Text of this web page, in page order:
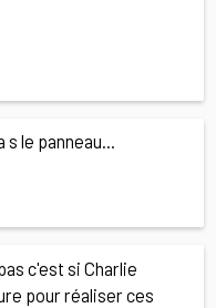
s le panneau...
c'est si Charlie
pour réaliser ces